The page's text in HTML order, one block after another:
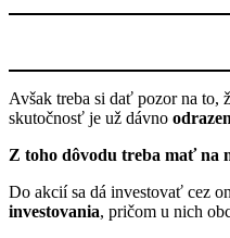
Avšak treba si dať pozor na to,
skutočnosť je už dávno
Z toho dôvodu treba mať na
Do akcií sa dá investovať cez
investovania, pričom u nich